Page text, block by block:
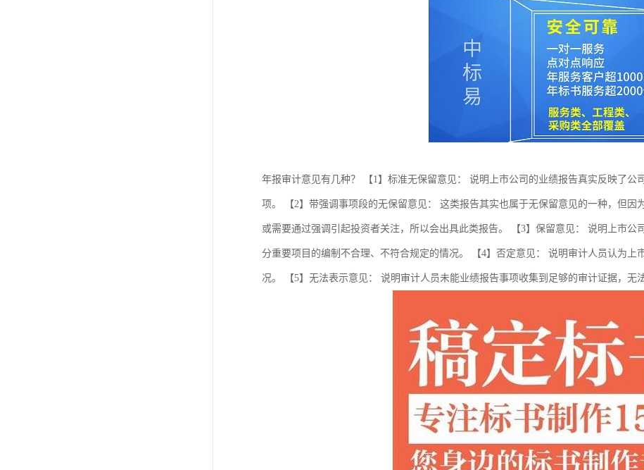
年报审计意见有几种？ 【1】标准无保留意见： 说明上市公司的业绩报告真实反映了公
项。 【2】带强调事项段的无保留意见： 这类报告其实也属于无保留意见的一种，但因
或需要通过强调引起投资者关注，所以会出具此类报告。 【3】保留意见： 说明上市公
分重要项目的编制不合理、不符合规定的情况。 【4】否定意见： 说明审计人员认为上
况。 【5】无法表示意见： 说明审计人员未能业绩报告事项收集到足够的审计证据，无